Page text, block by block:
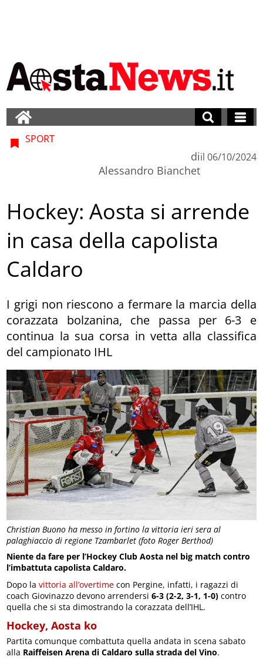
Christian Buono ha messo in fortino la vittoria ieri sera al
palaghiaccio di regione Tzambarlet (foto Roger Berthod)
SPORT
di
Alessandro Bianchet
il 06/10/2024
Hockey: Aosta si arrende
in casa della capolista
Caldaro
I grigi non riescono a fermare la marcia della
corazzata bolzanina, che passa per 6-3 e
continua la sua corsa in vetta alla classifica
del campionato IHL
Niente da fare per l’Hockey Club Aosta nel big match contro
l’imbattuta capolista Caldaro.
Dopo lavittoria all’overtime con Pergine, infatti, i ragazzi di
coach Giovinazzo devono arrendersi6-3 (2-2, 3-1, 1-0) contro
quella che si sta dimostrando la corazzata dell’IHL.
Hockey, Aosta ko
Partita comunque combattuta quella andata in scena sabato
alla Raiffeisen Arena di Caldaro sulla strada del Vino.